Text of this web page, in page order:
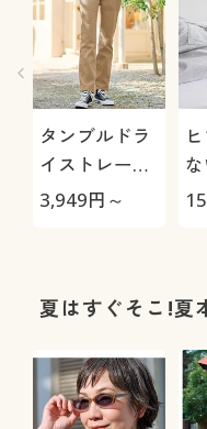
タンブルドラ
イストレート
パンツ(ストレ
カット・静電
くい)
3,949円～
極-
夏はすぐそこ!夏